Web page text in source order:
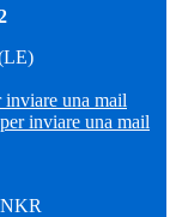
una mail
inviare una mail